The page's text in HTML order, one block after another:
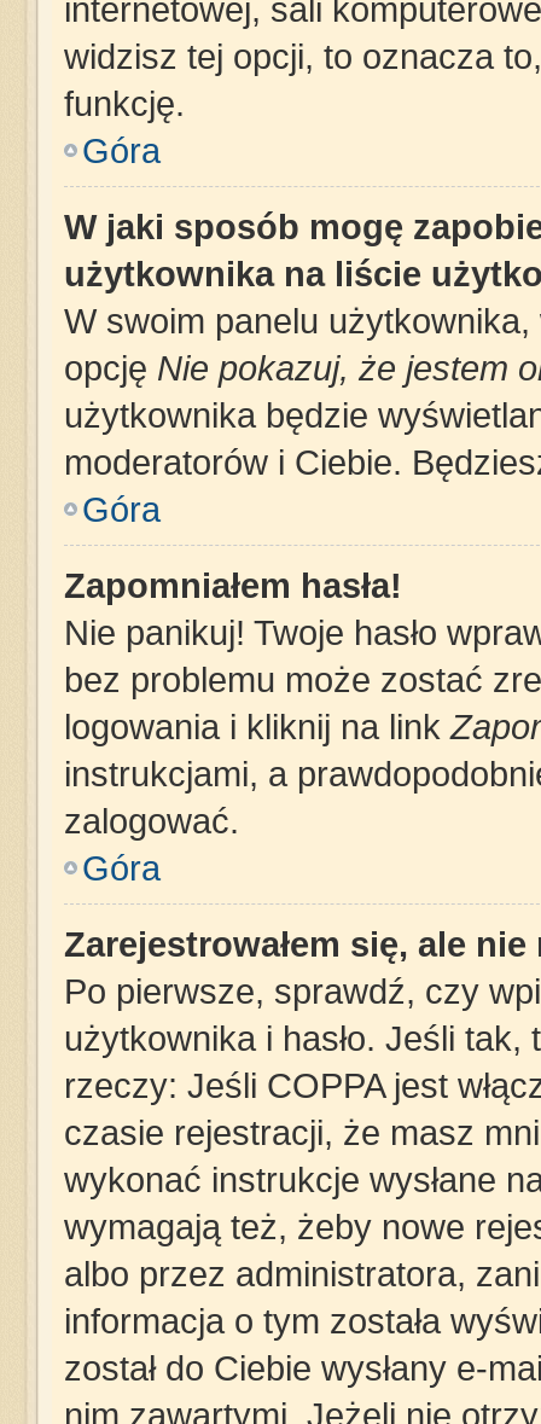
internetowej, sali
widzisz tej opcji, to oznacza
funkcję.
Góra
W jaki sposób mogę
użytkownika na liście
W swoim panelu
opcję Nie pokazuj, że jestem
użytkownika będzie
moderatorów i Ciebie.
Góra
Zapomniałem hasła!
Nie panikuj! Twoje hasło
bez problemu może zostać
logowania i kliknij na link
instrukcjami, a
zalogować.
Góra
Zarejestrowałem się, ale
Po pierwsze, sprawdź, czy
użytkownika i hasło. Jeśli tak,
rzeczy: Jeśli COPPA jest
czasie rejestracji, że masz
wykonać instrukcje wysłane
wymagają też, żeby nowe
albo przez administratora,
informacja o tym została
został do Ciebie wysłany e-
nim zawartymi. Jeżeli nie